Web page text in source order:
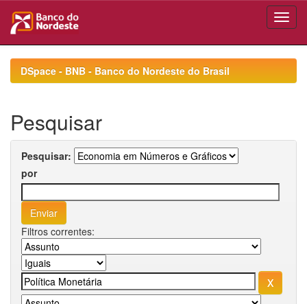
navigationDSpace - BNB - Banco do Nordeste do Brasil
Pesquisar
Pesquisar:
por
Filtros correntes: